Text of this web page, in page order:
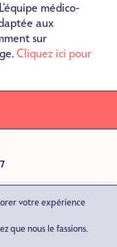
médico-
aux
sur
Cliquez ici pour
votre expérience
que nous le fassions.